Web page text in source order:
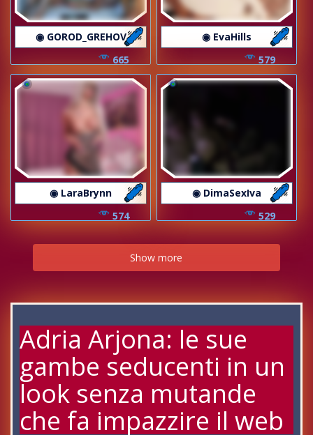
◉ GOROD_GREHOV
665
◉ EvaHills
579
◉ LaraBrynn
574
◉ DimaSexIva
529
Show more
Adria Arjona: le sue
gambe seducenti in un
look senza mutande
che fa impazzire il web